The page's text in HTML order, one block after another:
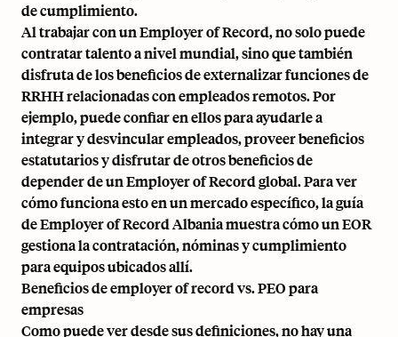
de cumplimiento.
Al trabajar con un Employer of Record, no solo puede
contratar talento a nivel mundial, sino que también
disfruta de los beneficios de externalizar funciones de
RRHH relacionadas con empleados remotos. Por
ejemplo, puede confiar en ellos para ayudarle a
integrar y desvincular empleados, proveer beneficios
estatutarios y disfrutar de otros beneficios de
depender de un Employer of Record global. Para ver
cómo funciona esto en un mercado específico, laguía
de Employer of Record Albaniamuestra cómo un EOR
gestiona la contratación, nóminas y cumplimiento
para equipos ubicados allí.
Beneficios de employer of record vs. PEO para
empresas
Como puede ver desde sus definiciones, no hay una